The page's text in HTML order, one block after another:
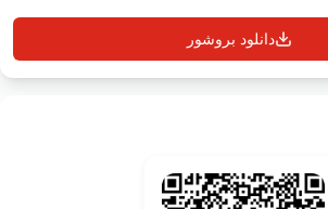
دانلود بروشور